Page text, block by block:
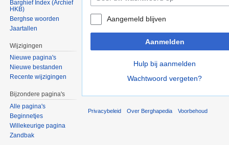
Aangemeld blijven
Aanmelden
Hulp bij aanmelden
Wachtwoord vergeten?
Barghief Index (Archief
HKB)
Berghse woorden
Jaartallen
Wijzigingen
Nieuwe pagina's
Nieuwe bestanden
Recente wijzigingen
Bijzondere pagina's
Alle pagina's
Beginnetjes
Willekeurige pagina
Zandbak
Privacybeleid Over Berghapedia Voorbehoud